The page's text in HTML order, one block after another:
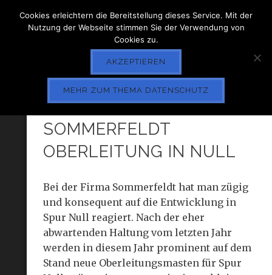
SPIELWARENMESSE 2012:
SOMMERFELDT
OBERLEITUNG IN NULL
Bei der Firma Sommerfeldt hat man zügig
und konsequent auf die Entwicklung in
Spur Null reagiert. Nach der eher
abwartenden Haltung vom letzten Jahr
werden in diesem Jahr prominent auf dem
Stand neue Oberleitungsmasten für Spur
Cookies erleichtern die Bereitstellung dieses Service. Mit der
Nutzung der Webseite stimmen Sie der Verwendung von
Cookies zu.
AKZEPTIEREN
MEHR ZUM THEMA DATENSCHUTZ